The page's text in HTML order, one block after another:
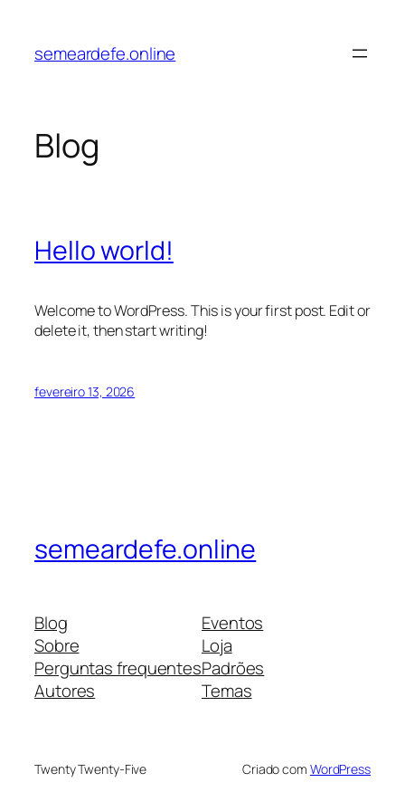
semeardefe.online
Blog
Hello world!
Welcome to WordPress. This is your first post. Edit or
delete it, then start writing!
fevereiro 13, 2026
semeardefe.online
Blog
Sobre
Perguntas frequentes
Autores
Eventos
Loja
Padrões
Temas
Twenty Twenty-Five Criado com WordPress